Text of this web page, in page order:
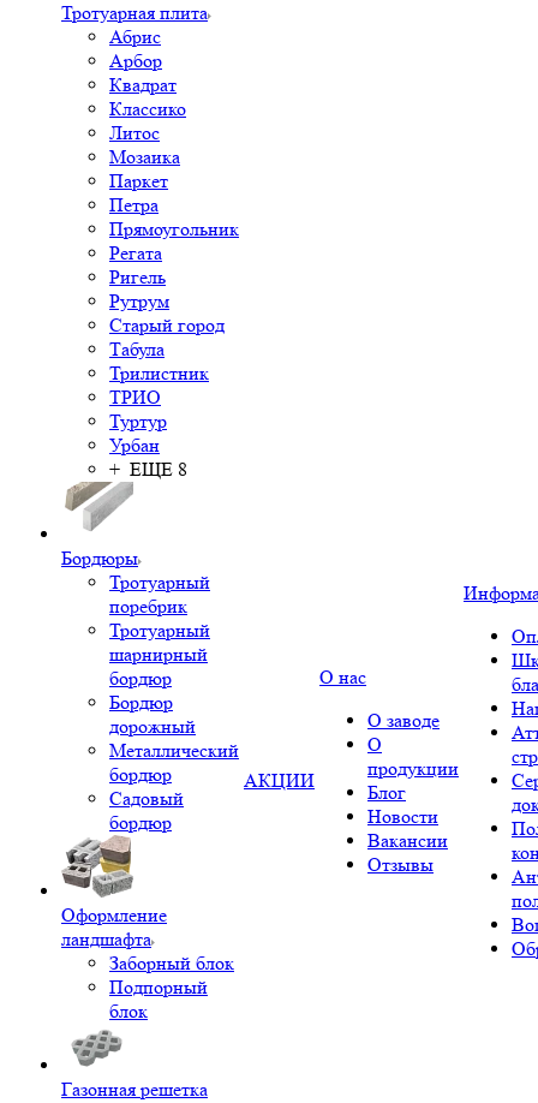
Тротуарная плита
Абрис
Арбор
Квадрат
Классико
Литос
Мозаика
Паркет
Петра
Прямоугольник
Регата
Ригель
Рутрум
Старый город
Табула
Трилистник
ТРИО
Туртур
Урбан
+ ЕЩЕ 8
Бордюры
Тротуарный
поребрик
Тротуарный
шарнирный
бордюр
Бордюр
дорожный
Металлический
бордюр
Садовый
бордюр
Оформление
ландшафта
Заборный блок
Подпорный
блок
Газонная решетка
АКЦИИ
О нас
О заводе
О
продукции
Блог
Новости
Вакансии
Отзывы